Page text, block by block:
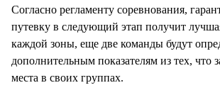
Согласно регламенту соревнования,
путевку в следующий этап получит
каждой зоны, еще две команды будут
дополнительным показателям из тех, что
места в своих группах.